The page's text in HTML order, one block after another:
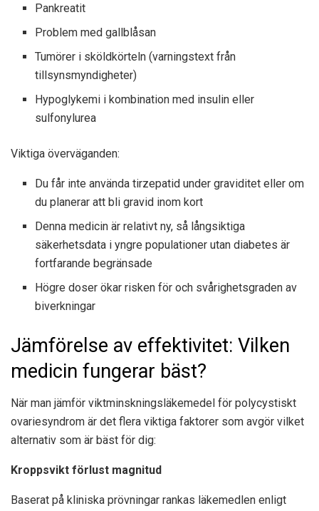
Pankreatit
Problem med gallblåsan
Tumörer i sköldkörteln (varningstext från
tillsynsmyndigheter)
Hypoglykemi i kombination med insulin eller
sulfonylurea
Viktiga överväganden:
Du får inte använda tirzepatid under graviditet eller om
du planerar att bli gravid inom kort
Denna medicin är relativt ny, så långsiktiga
säkerhetsdata i yngre populationer utan diabetes är
fortfarande begränsade
Högre doser ökar risken för och svårighetsgraden av
biverkningar
Jämförelse av effektivitet: Vilken
medicin fungerar bäst?
När man jämför viktminskningsläkemedel för polycystiskt
ovariesyndrom är det flera viktiga faktorer som avgör vilket
alternativ som är bäst för dig:
Kroppsvikt förlust magnitud
Baserat på kliniska prövningar rankas läkemedlen enligt